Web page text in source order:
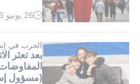
وقت
دقيقة.
26 يونيو 2026
الحرب في
بعد تعثر
(مسؤول